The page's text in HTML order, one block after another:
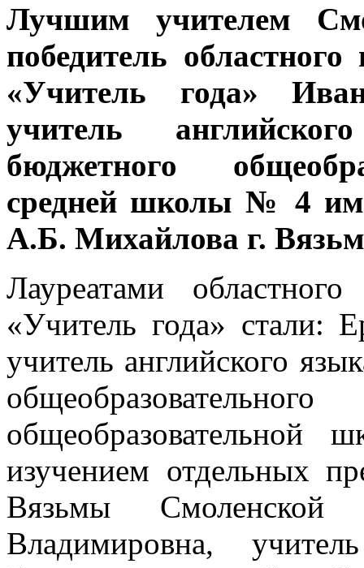
Лучшим учителем
победитель
«Учитель года»
учитель
бюджетного
средней школы № 4
А.Б. Михайлова г.
Лауреатами
«Учитель года» стали:
учитель английского
изучением отдельных
Вязьмы Смоленской
Владимировна,